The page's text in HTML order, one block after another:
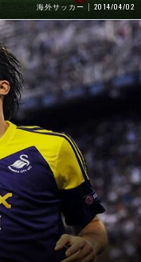
海外サッカー 2014/04/02